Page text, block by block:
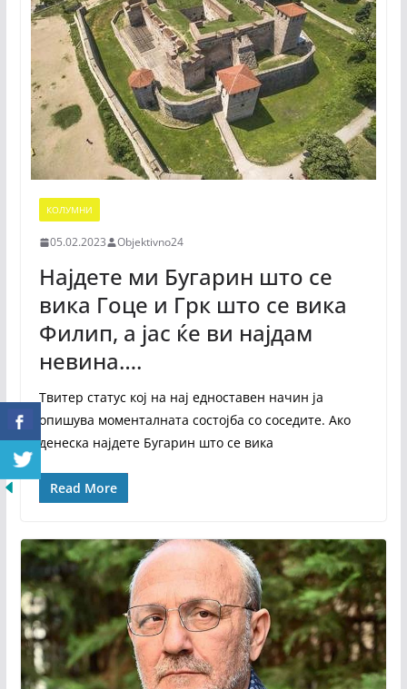
КОЛУМНИ
05.02.2023 Objektivno24
Најдете ми Бугарин што се
вика Гоце и Грк што се вика
Филип, а јас ќе ви најдам
невина….
Твитер статус кој на нај едноставен начин ја
опишува моменталната состојба со соседите. Ако
денеска најдете Бугарин што се вика
Read More